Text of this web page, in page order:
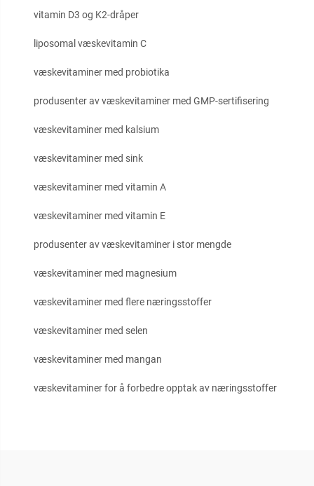
vitamin D3 og K2-dråper
liposomal væskevitamin C
væskevitaminer med probiotika
produsenter av væskevitaminer med GMP-sertifisering
væskevitaminer med kalsium
væskevitaminer med sink
væskevitaminer med vitamin A
væskevitaminer med vitamin E
produsenter av væskevitaminer i stor mengde
væskevitaminer med magnesium
væskevitaminer med flere næringsstoffer
væskevitaminer med selen
væskevitaminer med mangan
væskevitaminer for å forbedre opptak av næringsstoffer